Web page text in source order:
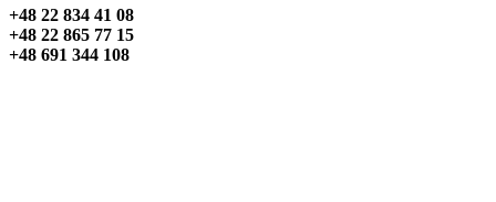
+48 22 834 41 08
+48 22 865 77 15
+48 691 344 108